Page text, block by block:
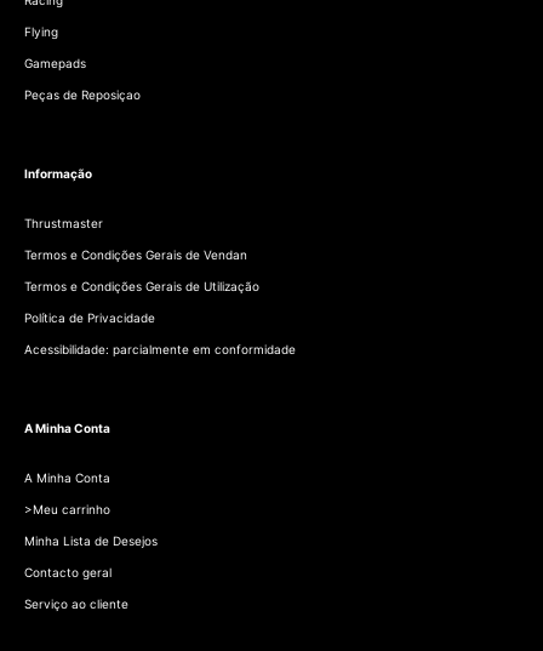
Flying
Gamepads
Peças de Reposiçao
Informação
Thrustmaster
Termos e Condições Gerais de Vendan
Termos e Condições Gerais de Utilização
Política de Privacidade
Acessibilidade: parcialmente em conformidade
A Minha Conta
A Minha Conta
>Meu carrinho
Minha Lista de Desejos
Contacto geral
Serviço ao cliente